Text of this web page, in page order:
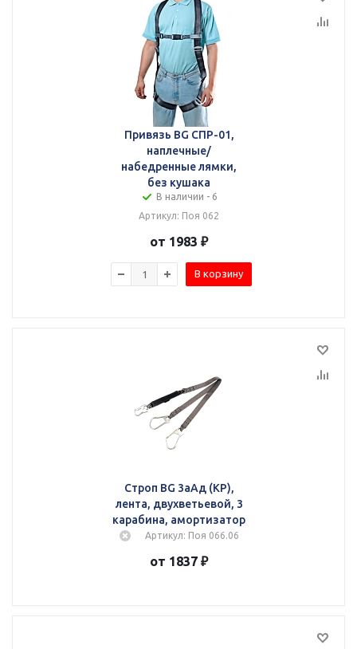
Привязь BG СПР-01,
наплечные/
набедренные лямки,
без кушака
В наличии - 6
Артикул: Поя 062
от 1983 ₽
В корзину
Строп BG 3аАд (КР),
лента, двухветьевой, 3
карабина, амортизатор
Артикул: Поя 066.06
от 1837 ₽